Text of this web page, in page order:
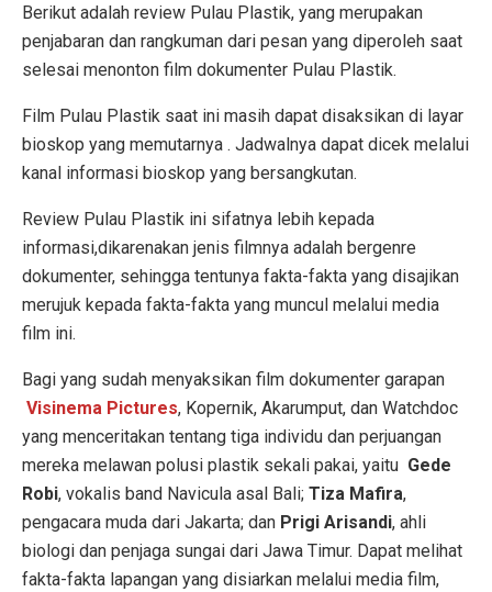
Berikut adalah review Pulau Plastik, yang merupakan
penjabaran dan rangkuman dari pesan yang diperoleh saat
selesai menonton film dokumenter Pulau Plastik.
Film Pulau Plastik saat ini masih dapat disaksikan di layar
bioskop yang memutarnya . Jadwalnya dapat dicek melalui
kanal informasi bioskop yang bersangkutan.
Review Pulau Plastik ini sifatnya lebih kepada
informasi,dikarenakan jenis filmnya adalah bergenre
dokumenter, sehingga tentunya fakta-fakta yang disajikan
merujuk kepada fakta-fakta yang muncul melalui media
film ini.
Bagi yang sudah menyaksikan film dokumenter garapan
Visinema Pictures, Kopernik, Akarumput, dan Watchdoc
yang menceritakan tentang tiga individu dan perjuangan
mereka melawan polusi plastik sekali pakai, yaitu Gede
Robi, vokalis band Navicula asal Bali; Tiza Mafira,
pengacara muda dari Jakarta; dan Prigi Arisandi, ahli
biologi dan penjaga sungai dari Jawa Timur. Dapat melihat
fakta-fakta lapangan yang disiarkan melalui media film,